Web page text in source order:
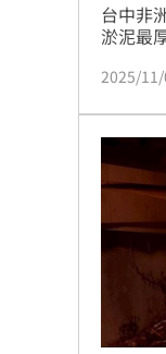
台中非
淤泥最
家討論
2025/